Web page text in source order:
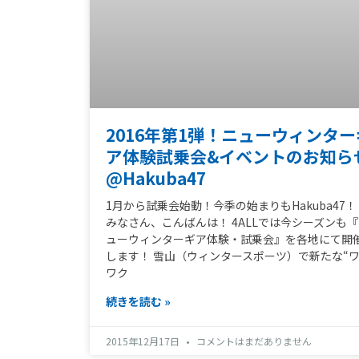
2016年第1弾！ニューウィンタ
ア体験試乗会&イベントのお知ら
@Hakuba47
1月から試乗会始動！今季の始まりもHakuba47！
みなさん、こんばんは！ 4ALLでは今シーズンも
ューウィンターギア体験・試乗会』を各地にて開
します！ 雪山（ウィンタースポーツ）で新たな“
ワク
続きを読む »
2015年12月17日 コメントはまだありません